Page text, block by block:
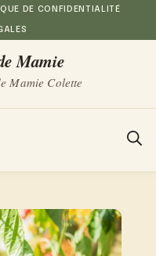
DE CONFIDENTIALITÉ
Mamie
Mamie Colette